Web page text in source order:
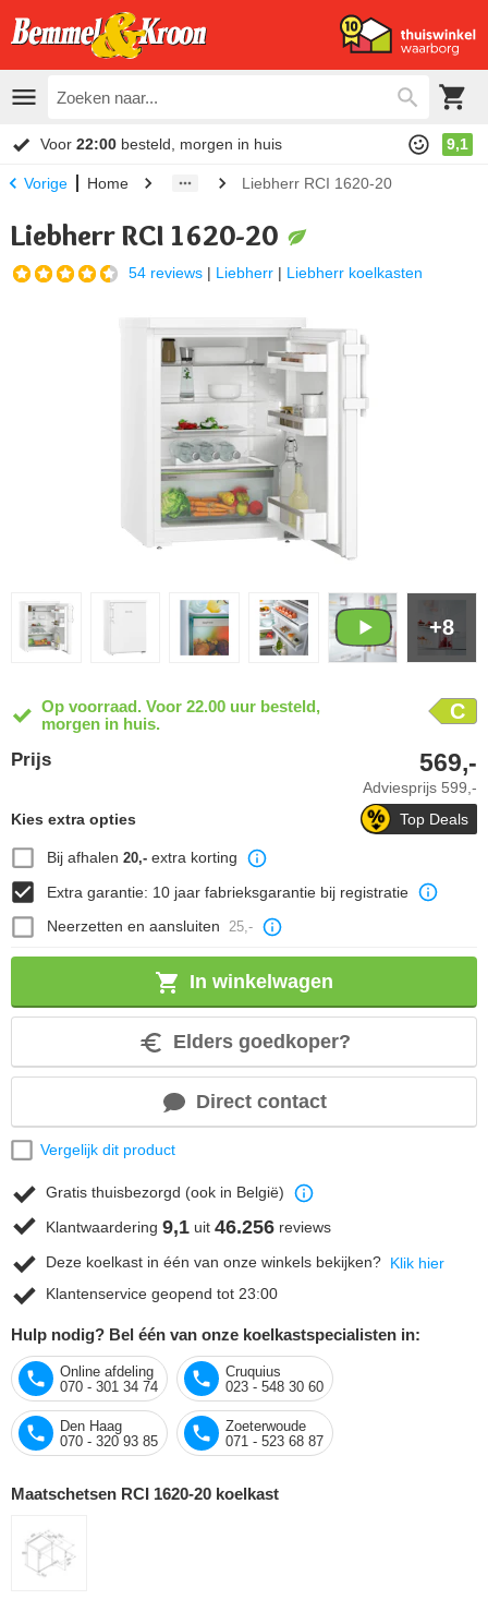
Voor 22:00 besteld, morgen in huis 9,1
Vorige Home Liebherr RCI 1620-20
Liebherr RCI 1620-20
54 reviews | Liebherr | Liebherr koelkasten
+8
Op voorraad. Voor 22.00 uur besteld,
morgen in huis.
C
Prijs
Adviesprijs 599,-
569,-
Top Deals
Kies extra opties
Bij afhalen 20,-extra korting
Extra garantie: 10 jaar fabrieksgarantie bij registratie
Neerzetten en aansluiten 25,-
In winkelwagen
Elders goedkoper?
Direct contact
Vergelijk dit product
Gratis thuisbezorgd (ook in België)
Klantwaardering 9,1 uit 46.256 reviews
Deze koelkast in één van onze winkels bekijken? Klik hier
Klantenservice geopend tot 23:00
Hulp nodig? Bel één van onze koelkastspecialisten in:
Online afdeling
070 - 301 34 74
Cruquius
023 - 548 30 60
Den Haag
070 - 320 93 85
Zoeterwoude
071 - 523 68 87
Maatschetsen RCI 1620-20 koelkast